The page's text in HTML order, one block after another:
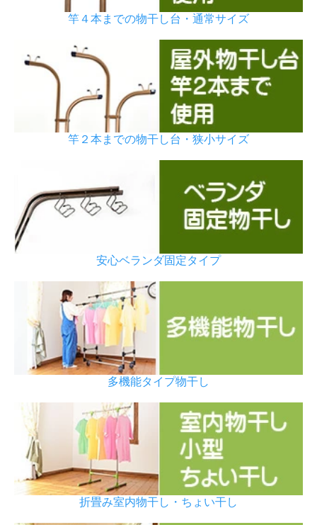
竿４本までの物干し台・通常サイズ
竿２本までの物干し台・狭小サイズ
安心ベランダ固定タイプ
多機能タイプ物干し
折畳み室内物干し・ちょい干し